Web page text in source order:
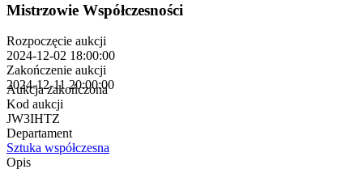
Mistrzowie Współczesności
Rozpoczęcie aukcji
2024-12-02 18:00:00
Zakończenie aukcji
2024-12-11 20:00:00
Aukcja zakończona
Kod aukcji
JW3IHTZ
Departament
Sztuka współczesna
Opis